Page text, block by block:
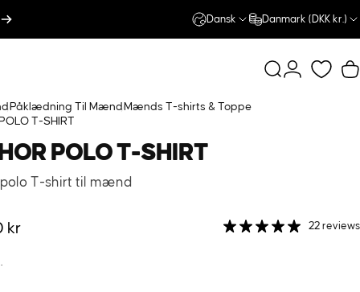
Dansk Danmark (DKK kr.)
SøgLog på
Påklædning Til Mænd Mænds T-shirts & Toppe
T-SHIRT
POLOT-SHIRT
polo T-shirt til mænd
kr 22 reviews